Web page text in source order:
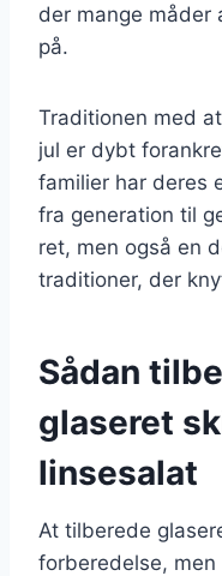
der mange
på.
Traditionen med
jul er dybt
familier har deres
fra generation til
ret, men også en
traditioner, der
Sådan
glaseret
linsesalat
At tilberede
forberedelse,